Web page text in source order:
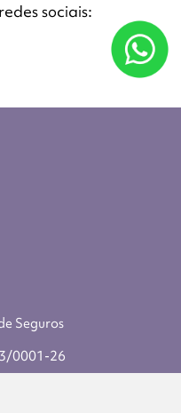
sociais:
Seguros
0001-26